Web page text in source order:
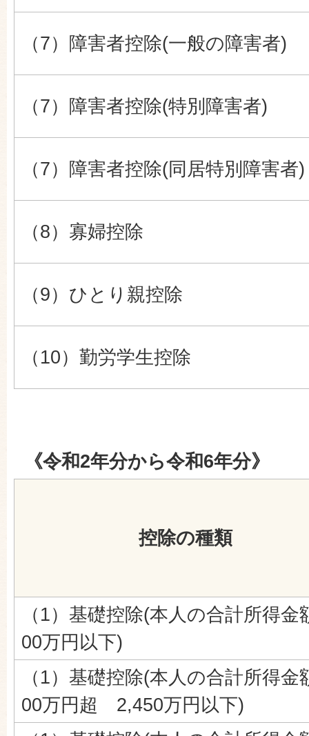
（7）障害者控除(一般の障害者)
（7）障害者控除(特別障害者)
（7）障害者控除(同居特別障害者)
（8）寡婦控除
（9）ひとり親控除
（10）勤労学生控除
《令和2年分から令和6年分》
控除の種類
（1）基礎控除(本人の合計所得金
00万円以下)
（1）基礎控除(本人の合計所得金
00万円超 2,450万円以下)